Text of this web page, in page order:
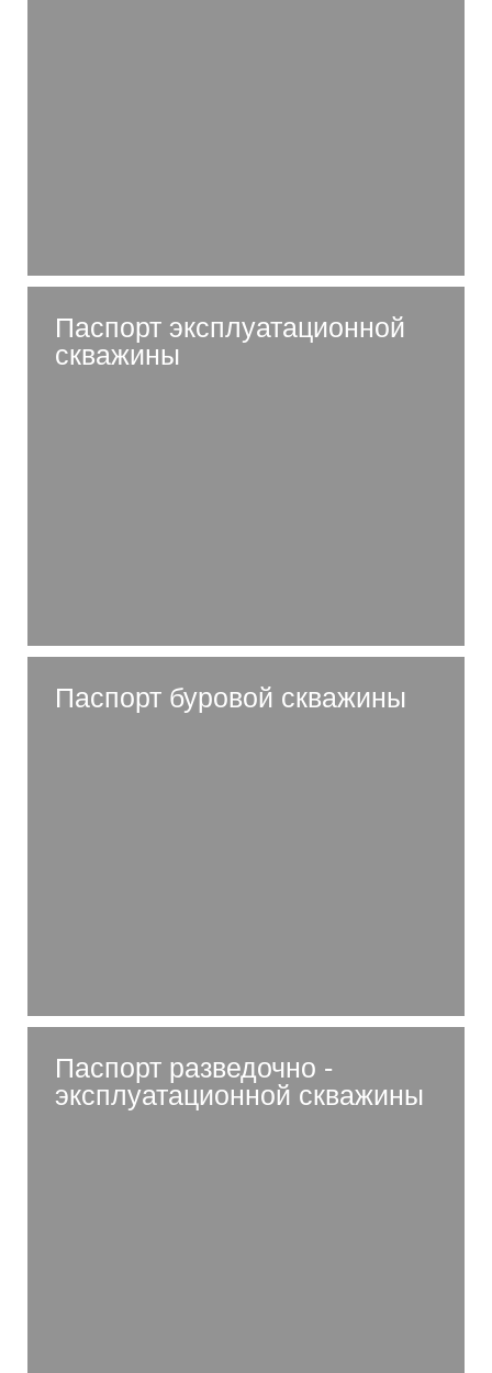
Паспорт эксплуатационной
скважины
Паспорт буровой скважины
Паспорт разведочно -
эксплуатационной скважины